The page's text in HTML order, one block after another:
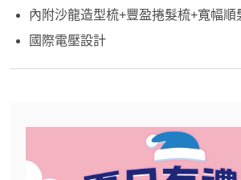
內附沙龍造型梳+豐盈捲髮梳+寬幅順
國際電壓設計